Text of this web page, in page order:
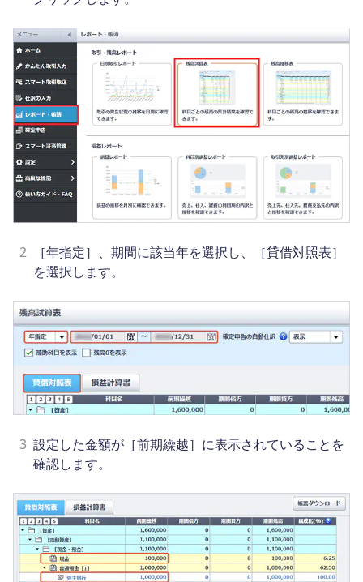
2
［年指定］、期間に該当年を選択し、［貸借対照表］
を選択します。
3 設定した金額が［前期繰越］に表示されていることを
確認します。